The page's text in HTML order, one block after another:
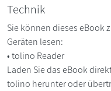
Technik
Sie können dieses eBook
Geräten lesen:
• tolino Reader
Laden Sie das eBook
tolino herunter oder